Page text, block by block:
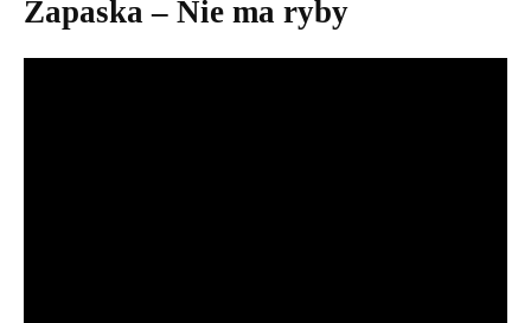
Zapaska – Nie ma ryby